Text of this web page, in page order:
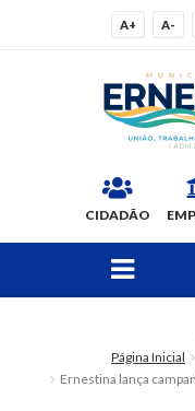
A+ A-
CIDADÃO
Dados Gerais
Página Inicial
Ernestina lança